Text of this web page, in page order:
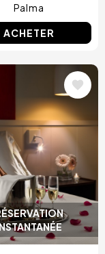
Palma
ACHETER